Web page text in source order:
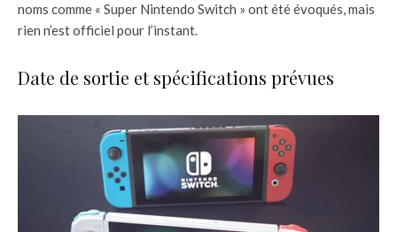
noms comme « Super Nintendo Switch » ont été évoqués, mais
rien n’est officiel pour l’instant.
Date de sortie et spécifications prévues